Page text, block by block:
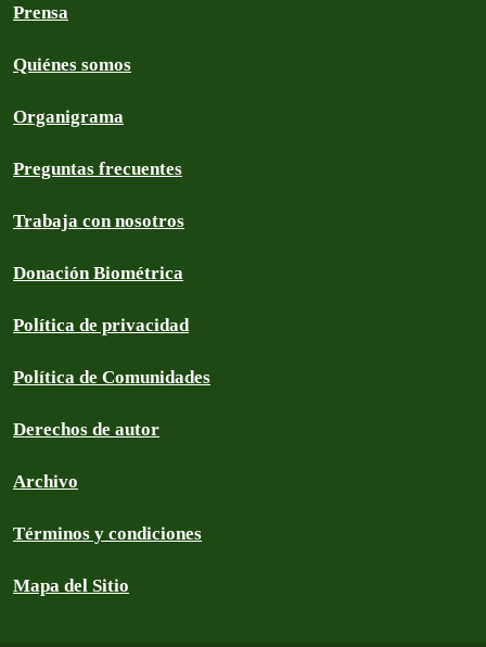
Prensa
Quiénes somos
Organigrama
Preguntas frecuentes
Trabaja con nosotros
Donación Biométrica
Política de privacidad
Política de Comunidades
Derechos de autor
Archivo
Términos y condiciones
Mapa del Sitio